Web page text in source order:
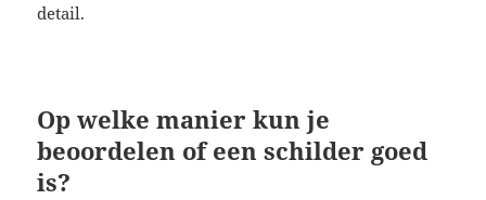
detail.
Op welke manier kun je
beoordelen of een schilder goed
is?